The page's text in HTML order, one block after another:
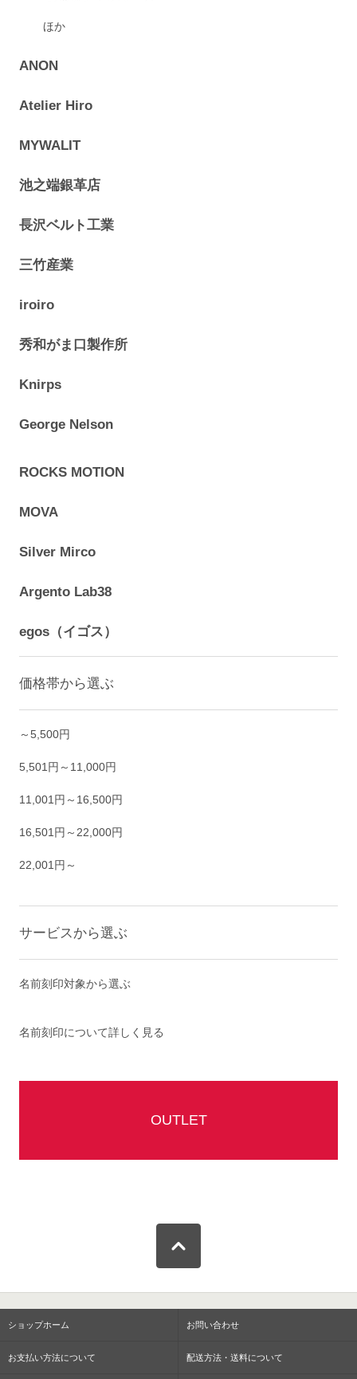
ほか
ANON
Atelier Hiro
MYWALIT
池之端銀革店
長沢ベルト工業
三竹産業
iroiro
秀和がま口製作所
Knirps
George Nelson
ROCKS MOTION
MOVA
Silver Mirco
Argento Lab38
egos（イゴス）
価格帯から選ぶ
～5,500円
5,501円～11,000円
11,001円～16,500円
16,501円～22,000円
22,001円～
サービスから選ぶ
名前刻印対象から選ぶ
名前刻印について詳しく見る
OUTLET
ショップホーム お問い合わせ
お支払い方法について 配送方法・送料について